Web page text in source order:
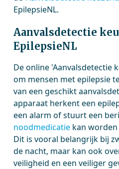
EpilepsieNL.
Aanvalsdetectie
EpilepsieNL
De online 'Aanvalsdetectie
om mensen met epilepsie
van een geschikt
apparaat herkent een
een alarm of stuurt een
noodmedicatie kan
Dit is vooral belangrijk bij
de nacht, maar kan ook
veiligheid en een veiliger